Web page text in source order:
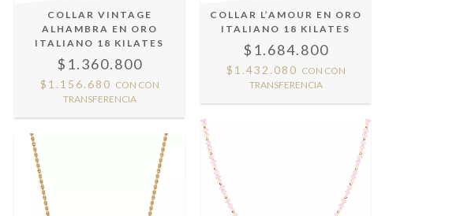
COLLAR VINTAGE
ALHAMBRA EN ORO
ITALIANO 18 KILATES
$1.360.800
$1.156.680 CON CON
TRANSFERENCIA
COLLAR L’AMOUR EN ORO
ITALIANO 18 KILATES
$1.684.800
$1.432.080 CON CON
TRANSFERENCIA